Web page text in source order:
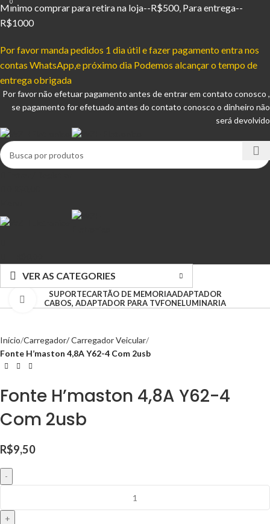
Mínimo comprar para retira na loja--R$500, Para entrega--
R$1000
Por favor manda pedidos 1 dia útil e fazer pagamento entra nos
contas WhatsApp,e próximo dia Podemos alcançar o tempo de
entrega obrigada
Por favor não efetuar pagamento antes de entrar em contato conosco ,
se pagamento for efetuado antes do contato conosco o dinheiro não
será devolvido
0
VER AS CATEGORIES
SUPORTECARTÃO DE MEMORIAADAPTADOR
CABOS, ADAPTADOR PARA TVFONELUMINARIA
Clique para ampliar
Início Carregador/ Carregador Veicular
Fonte H’maston 4,8A Y62-4 Com 2usb
Fonte H’maston 4,8A Y62-4
Com 2usb
R$9,50